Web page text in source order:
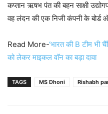
कप्तान ऋषभ पंत की बहन साक्षी
वह लंदन की एक निजी कंपनी के बोर्ड
Read More-‘भारत की B टीम भी
को लेकर माइकल वाॅन का बड़ा दावा
TAGS MS Dhoni Rishabh